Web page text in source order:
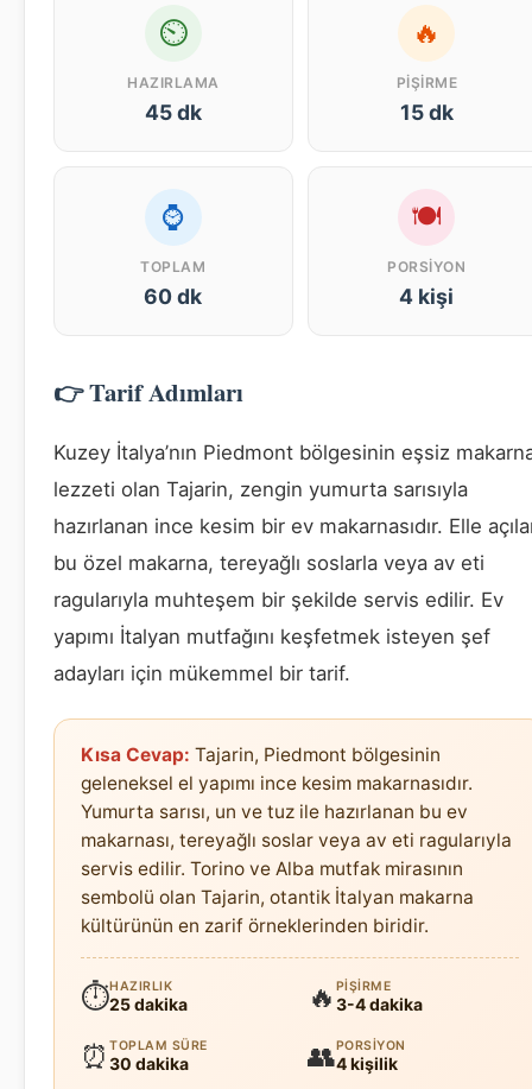
⏲
HAZIRLAMA
45 dk
🔥
PIŞIRME
15 dk
⌚
TOPLAM
60 dk
🍽
PORSIYON
4 kişi
👉 Tarif Adımları
Kuzey İtalya’nın Piedmont bölgesinin eşsiz
lezzeti olan Tajarin, zengin yumurta sarısıyla
hazırlanan ince kesim bir ev makarnasıdır. Elle
bu özel makarna, tereyağlı soslarla veya av eti
ragularıyla muhteşem bir şekilde servis edilir. Ev
yapımı İtalyan mutfağını keşfetmek isteyen şef
adayları için mükemmel bir tarif.
Kısa Cevap: Tajarin, Piedmont bölgesinin
geleneksel el yapımı ince kesim makarnasıdır.
Yumurta sarısı, un ve tuz ile hazırlanan bu ev
makarnası, tereyağlı soslar veya av eti ragularıyla
servis edilir. Torino ve Alba mutfak mirasının
sembolü olan Tajarin, otantik İtalyan makarna
kültürünün en zarif örneklerinden biridir.
⏱HAZIRLIK
25 dakika 🔥 PIŞIRME
3-4 dakika
⏰ TOPLAM SÜRE
30 dakika 👥PORSIYON
4 kişilik